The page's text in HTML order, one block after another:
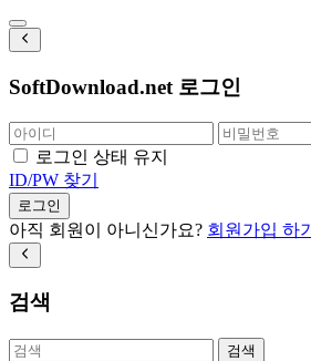
SoftDownload.net 로그인
로그인 상태 유지
ID/PW 찾기
로그인
아직 회원이 아니신가요? 회원가입 하기
검색
검색